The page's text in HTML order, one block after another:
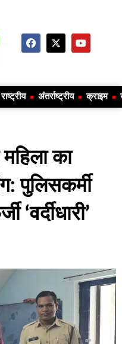
राष्ट्रीय अंतर्राष्ट्रीय क्राइम
का
पुलिसकर्मी